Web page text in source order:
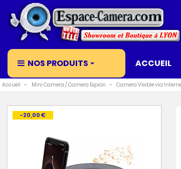
NOS PRODUITS ACCUEIL
Accueil Mini Camera / Camera Espion Camera Visible via
PROMO !
-20,00 €